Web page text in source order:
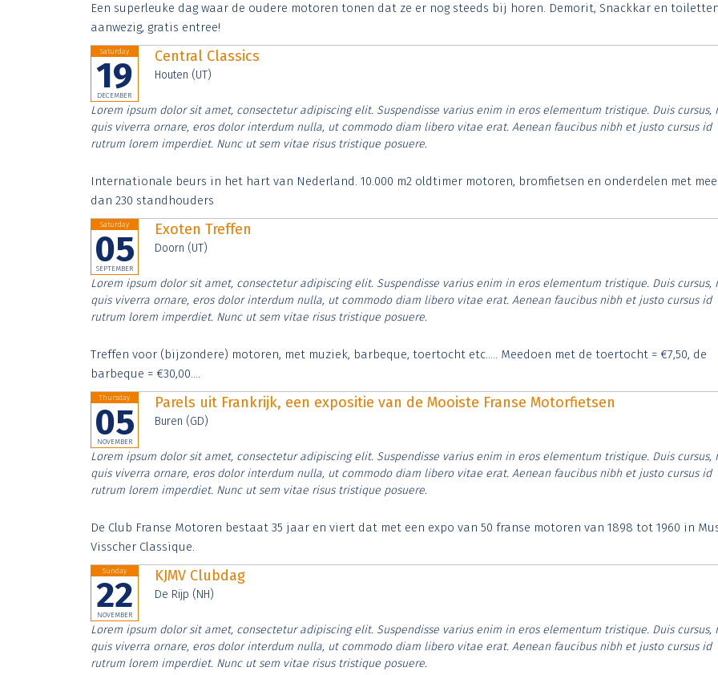
Een superleuke dag waar de oudere motoren tonen dat ze er nog steeds bij horen. Demorit, Snackkar en
aanwezig, gratis entree!
Saturday
19
DECEMBER
Central Classics
Houten (UT)
Lorem ipsum dolor sit amet, consectetur adipiscing elit. Suspendisse varius enim in eros elementum tristique. Duis cursus,
quis viverra ornare, eros dolor interdum nulla, ut commodo diam libero vitae erat. Aenean faucibus nibh et justo cursus id
rutrum lorem imperdiet. Nunc ut sem vitae risus tristique posuere.
Internationale beurs in het hart van Nederland. 10.000 m2 oldtimer motoren, bromfietsen en onderdelen met
dan 230 standhouders
Saturday
05
SEPTEMBER
Exoten Treffen
Doorn (UT)
Lorem ipsum dolor sit amet, consectetur adipiscing elit. Suspendisse varius enim in eros elementum tristique. Duis cursus,
quis viverra ornare, eros dolor interdum nulla, ut commodo diam libero vitae erat. Aenean faucibus nibh et justo cursus id
rutrum lorem imperdiet. Nunc ut sem vitae risus tristique posuere.
Treffen voor (bijzondere) motoren, met muziek, barbeque, toertocht etc..... Meedoen met de toertocht = €7,50, de
barbeque = €30,00....
Thursday
05
NOVEMBER
Parels uit Frankrijk, een expositie van de Mooiste Franse Motorfietsen
Buren (GD)
Lorem ipsum dolor sit amet, consectetur adipiscing elit. Suspendisse varius enim in eros elementum tristique. Duis cursus,
quis viverra ornare, eros dolor interdum nulla, ut commodo diam libero vitae erat. Aenean faucibus nibh et justo cursus id
rutrum lorem imperdiet. Nunc ut sem vitae risus tristique posuere.
De Club Franse Motoren bestaat 35 jaar en viert dat met een expo van 50 franse motoren van 1898 tot 1960 in
Visscher Classique.
Sunday
22
NOVEMBER
KJMV Clubdag
De Rijp (NH)
Lorem ipsum dolor sit amet, consectetur adipiscing elit. Suspendisse varius enim in eros elementum tristique. Duis cursus,
quis viverra ornare, eros dolor interdum nulla, ut commodo diam libero vitae erat. Aenean faucibus nibh et justo cursus id
rutrum lorem imperdiet. Nunc ut sem vitae risus tristique posuere.